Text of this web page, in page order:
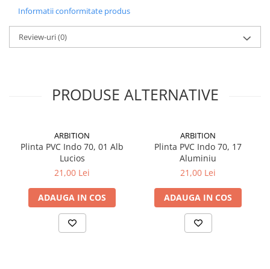
Dibluri pentru termoizolatii
Dibluri rosii SFX
Suruburi
Suruburi autoforante
Ancore mecanice
Cuie
Cuie constructii
Gips carton, profile si accesorii
Placi gips carton
Profile gips carton
Informatii conformitate produs
Review-uri(0)
PRODUSE ALTERNATIVE
ARBITION
Plinta PVC Indo 70, 01 Alb
Lucios
21,00 Lei
ADAUGA IN COS
ARBITION
Plinta PVC Indo 70, 17
Aluminiu
21,00 Lei
ADAUGA IN COS